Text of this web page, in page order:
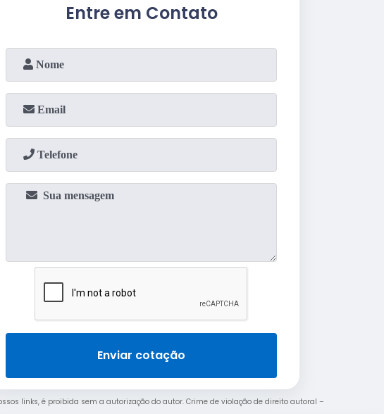
Entre em Contato
Enviar cotação
links, é proibida sem a autorização do autor. Crime de violação de direito autoral –